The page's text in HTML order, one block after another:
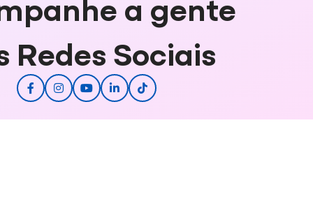
Redes Sociais